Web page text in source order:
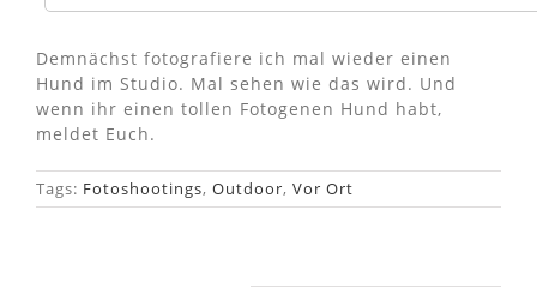
Demnächst fotografiere ich mal wieder einen
Hund im Studio. Mal sehen wie das wird. Und
wenn ihr einen tollen Fotogenen Hund habt,
meldet Euch.
Tags: Fotoshootings, Outdoor, Vor Ort